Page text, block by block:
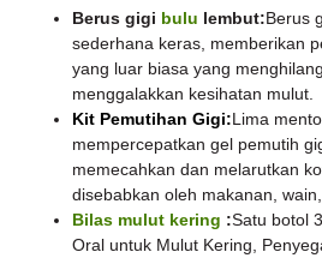
Berus gigi bulu lembut:Berus
sederhana keras, memberikan
yang luar biasa yang
menggalakkan kesihatan mulut.
Kit Pemutihan Gigi:Lima
mempercepatkan gel pemutih
memecahkan dan melarutkan
disebabkan oleh makanan,
Bilas mulut kering :Satu botol
Oral untuk Mulut Kering,